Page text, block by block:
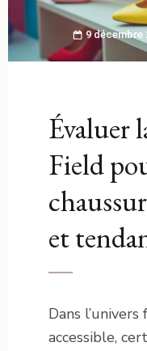
9 décembre
Évaluer
Field
et
Dans
accessible,